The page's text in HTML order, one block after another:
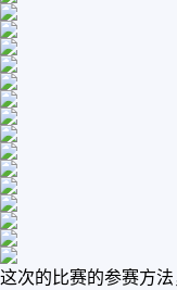
这次的比赛的参赛方